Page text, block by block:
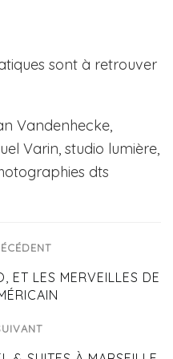
sont à retrouver
Vandenhecke,
Varin, studio lumière,
dts
ET LES MERVEILLES DE